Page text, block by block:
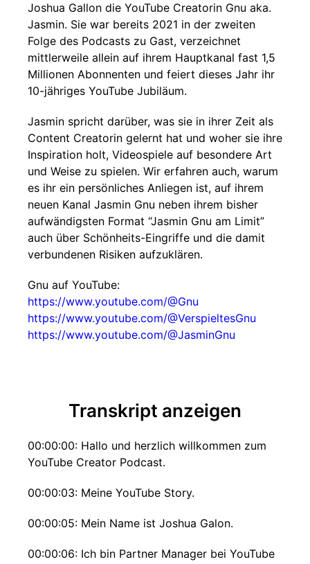
Joshua Gallon die YouTube Creatorin Gnu aka.
Jasmin. Sie war bereits 2021 in der zweiten
Folge des Podcasts zu Gast, verzeichnet
mittlerweile allein auf ihrem Hauptkanal fast 1,5
Millionen Abonnenten und feiert dieses Jahr ihr
10-jähriges YouTube Jubiläum.
Jasmin spricht darüber, was sie in ihrer Zeit als
Content Creatorin gelernt hat und woher sie ihre
Inspiration holt, Videospiele auf besondere Art
und Weise zu spielen. Wir erfahren auch, warum
es ihr ein persönliches Anliegen ist, auf ihrem
neuen Kanal Jasmin Gnu neben ihrem bisher
aufwändigsten Format “Jasmin Gnu am Limit”
auch über Schönheits-Eingriffe und die damit
verbundenen Risiken aufzuklären.
Gnu auf YouTube:
https://www.youtube.com/@Gnu
https://www.youtube.com/@VerspieltesGnu
https://www.youtube.com/@JasminGnu
Transkript anzeigen
00:00:00: Hallo und herzlich willkommen zum
YouTube Creator Podcast.
00:00:03: Meine YouTube Story.
00:00:05: Mein Name ist Joshua Galon.
00:00:06: Ich bin Partner Manager bei YouTube